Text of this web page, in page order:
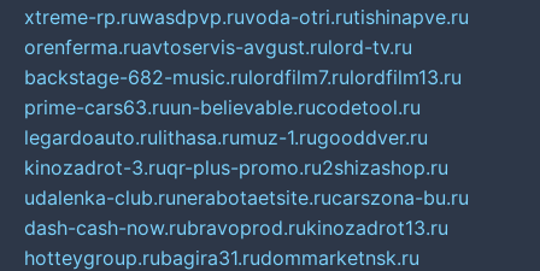
xtreme-rp.ruwasdpvp.ruvoda-otri.rutishinapve.ru
orenferma.ruavtoservis-avgust.rulord-tv.ru
backstage-682-music.rulordfilm7.rulordfilm13.ru
prime-cars63.ruun-believable.rucodetool.ru
legardoauto.rulithasa.rumuz-1.rugooddver.ru
kinozadrot-3.ruqr-plus-promo.ru2shizashop.ru
udalenka-club.runerabotaetsite.rucarszona-bu.ru
dash-cash-now.rubravoprod.rukinozadrot13.ru
hotteygroup.rubagira31.rudommarketnsk.ru